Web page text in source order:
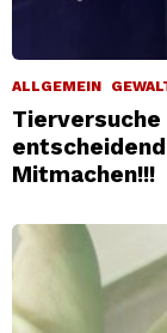
ALLGEMEIN
Mitmachen!!!